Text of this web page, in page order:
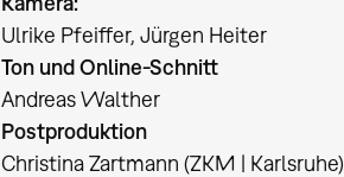
Ulrike Pfeiffer, Jürgen Heiter
Ton und Online-Schnitt
Andreas Walther
Postproduktion
Christina Zartmann (ZKM | Karlsruhe)